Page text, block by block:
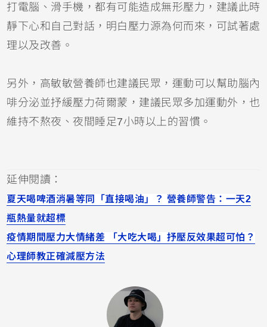
打電腦、滑手機，都有可能造成無形壓力，建議此時
靜下心和自己對話，明白壓力源為何而來，可試著處
理以及改善。
另外，高敏敏營養師也建議民眾，運動可以幫助腦內
啡分泌並抒緩壓力荷爾蒙，建議民眾多加運動外，也
維持不熬夜、夜間睡足7小時以上的習慣。
延伸閱讀：
夏天喝啤酒消暑等同「直接喝油」？ 營養師警告：一天2
瓶熱量就超標
疫情期間壓力大情緒差 「大吃大喝」抒壓反效果超可怕？
心理師教正確減壓方法